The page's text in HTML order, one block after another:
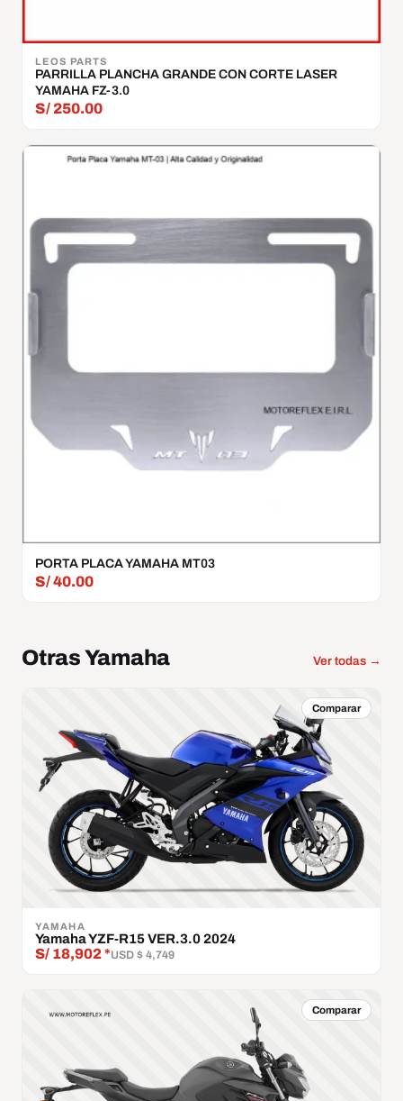
LEOS PARTS
PARRILLA PLANCHA GRANDE CON CORTE LASER
YAMAHA FZ-3.0
S/ 250.00
PORTA PLACA YAMAHA MT03
S/40.00
Otras Yamaha Ver todas →
Comparar
YAMAHA
Yamaha YZF-R15 VER.3.0 2024
S/ 18,902 *USD $ 4,749
Comparar